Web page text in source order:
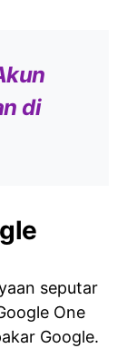
di
seputar
One
Google.